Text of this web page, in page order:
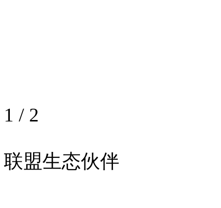
1 / 2
联盟生态伙伴